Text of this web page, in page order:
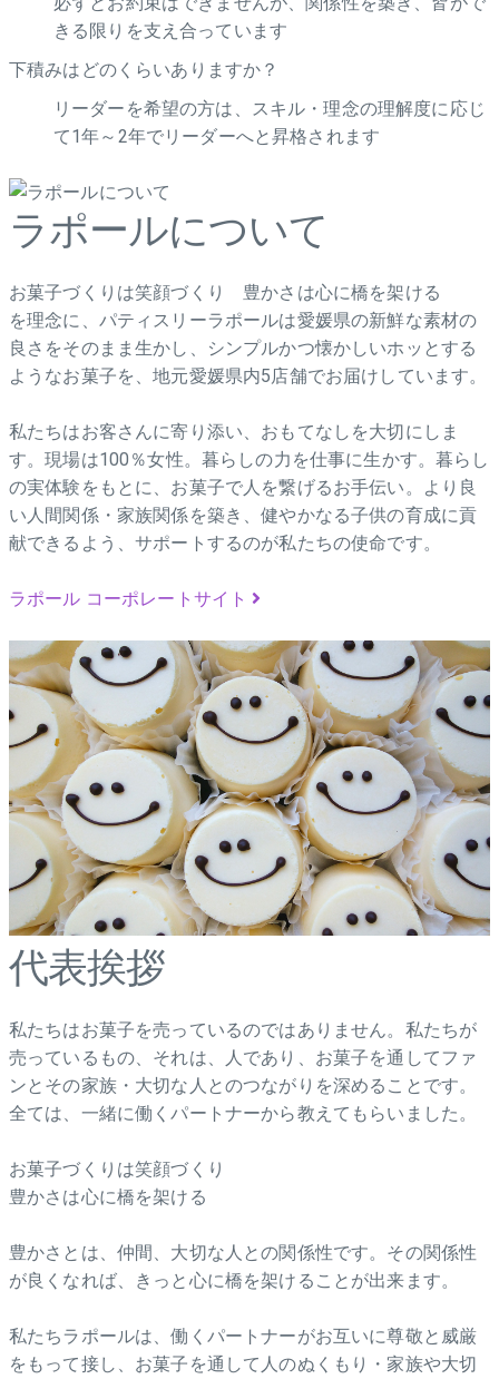
きる限りを支え合っています
下積みはどのくらいありますか？
リーダーを希望の方は、スキル・理念の理解度に応じ
て1年～2年でリーダーへと昇格されます
ラポールについて
お菓子づくりは笑顔づくり 豊かさは心に橋を架ける
を理念に、パティスリーラポールは愛媛県の新鮮な素材の
良さをそのまま生かし、シンプルかつ懐かしいホッとする
ようなお菓子を、地元愛媛県内5店舗でお届けしています。
私たちはお客さんに寄り添い、おもてなしを大切にしま
す。現場は100％女性。暮らしの力を仕事に生かす。暮らし
の実体験をもとに、お菓子で人を繋げるお手伝い。より良
い人間関係・家族関係を築き、健やかなる子供の育成に貢
献できるよう、サポートするのが私たちの使命です。
ラポール コーポレートサイト
代表挨拶
私たちはお菓子を売っているのではありません。私たちが
売っているもの、それは、人であり、お菓子を通してファ
ンとその家族・大切な人とのつながりを深めることです。
全ては、一緒に働くパートナーから教えてもらいました。
お菓子づくりは笑顔づくり
豊かさは心に橋を架ける
豊かさとは、仲間、大切な人との関係性です。その関係性
が良くなれば、きっと心に橋を架けることが出来ます。
私たちラポールは、働くパートナーがお互いに尊敬と威厳
をもって接し、お菓子を通して人のぬくもり・家族や大切